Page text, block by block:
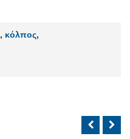
, κόλπος,